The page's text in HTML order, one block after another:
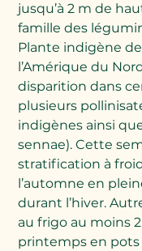
jusqu’à 2 m de
famille des
Plante indigène
l’Amérique du
disparition dans
plusieurs
indigènes ainsi
sennae). Cette
stratification à
l’automne en
durant l’hiver.
au frigo au moins
printemps en